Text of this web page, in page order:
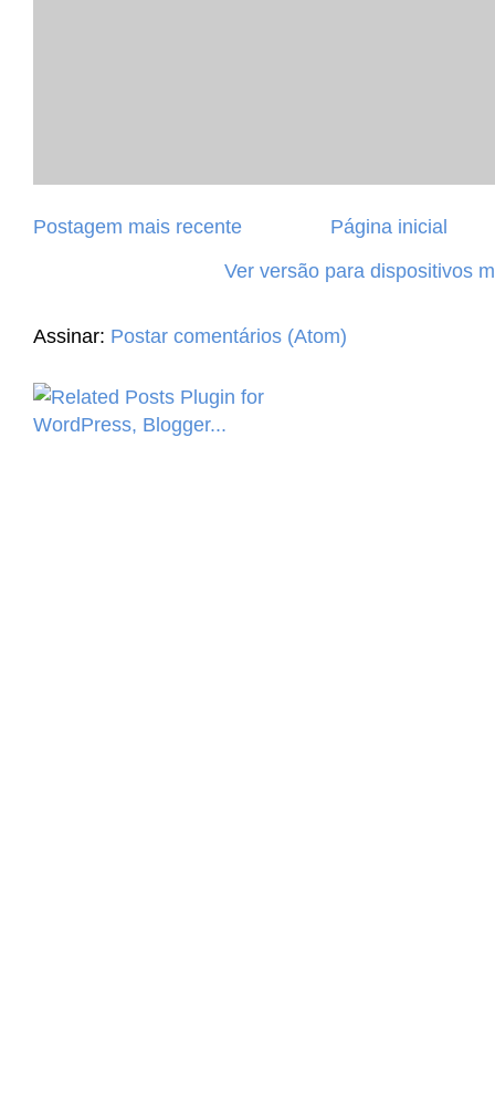
Postagem mais recente
Página inicial
Ver versão para dispositivos
Assinar: Postar comentários (Atom)